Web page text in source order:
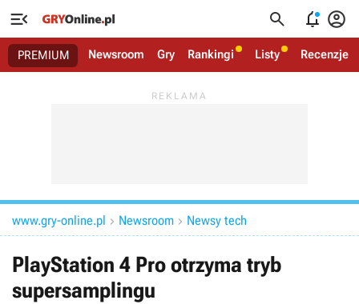
   
PREMIUM Newsroom Gry Rankingi Listy Recenzje
www.gry-online.pl  Newsroom  Newsy tech
PlayStation 4 Pro otrzyma tryb
supersamplingu